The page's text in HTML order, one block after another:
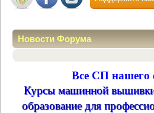
Новости Форума
Все СП нашего
Курсы машинной
образование для